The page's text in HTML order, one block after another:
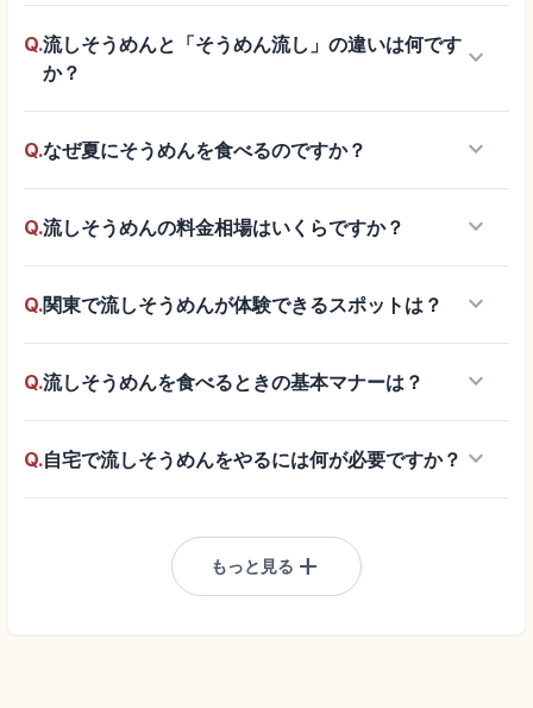
Q.流しそうめんと「そうめん流し」の違いは何です
か？
keyboard_arrow_down
Q.なぜ夏にそうめんを食べるのですか？ keyboard_arrow_down
Q.流しそうめんの料金相場はいくらですか？ keyboard_arrow_down
Q.関東で流しそうめんが体験できるスポットは？ keyboard_arrow_down
Q.流しそうめんを食べるときの基本マナーは？ keyboard_arrow_down
Q.自宅で流しそうめんをやるには何が必要ですか？ keyboard_arrow_down
もっと見る add